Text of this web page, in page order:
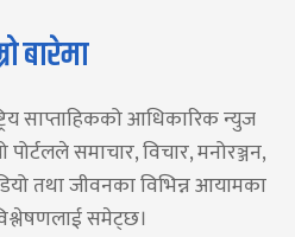
बारेमा
साप्ताहिकको आधिकारिक न्युज
पोर्टलले समाचार, विचार, मनोरञ्जन,
तथा जीवनका विभिन्न आयामका
समेट्छ।